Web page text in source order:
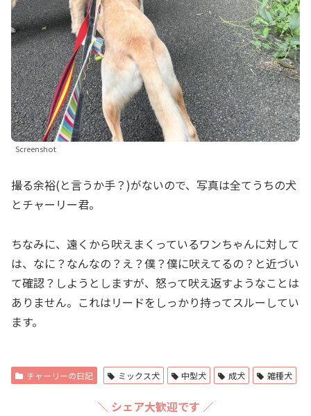
Screenshot
撮る余裕(と言うか手？)がないので、写真は全てうちの犬
とチャーリー君。
ちなみに、遠くから吠えまくっているワンちゃんに対して
は、なに？なんなの？え？僕？僕に吠えてるの？と近づい
て確認？しようとしますが、怒って吠え返すようなことは
ありません。これはリードをしっかり持ってスルーしてい
ます。
チャーリーの日記 ミックス犬 中型犬 成犬 雑種犬
＼ シェア大歓迎です ／